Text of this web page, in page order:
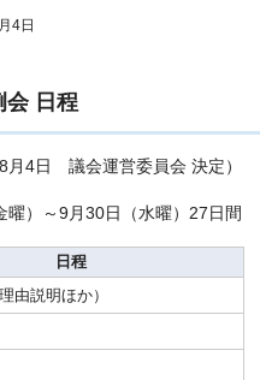
4日
会 日程
8月4日 議会運営委員会 決定）
）～9月30日（水曜）27日間
日程
由説明ほか）